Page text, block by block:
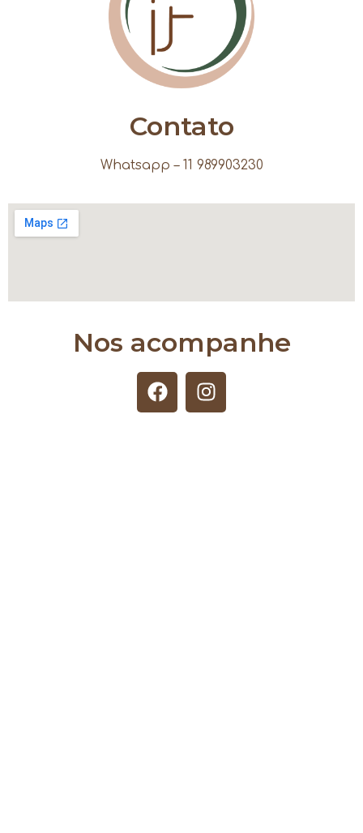
Contato
Whatsapp – 11 989903230
Nos acompanhe